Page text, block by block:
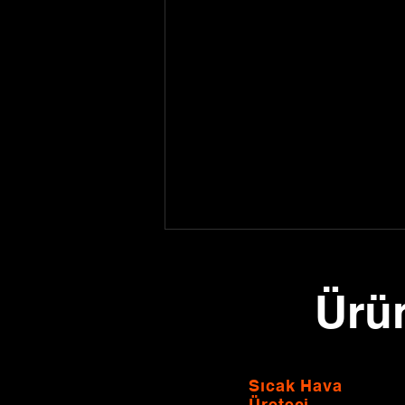
Hızlı Isıtılması: Sıcak Hava
radyant ısıtma bazen tek başına
Sıcak Hava